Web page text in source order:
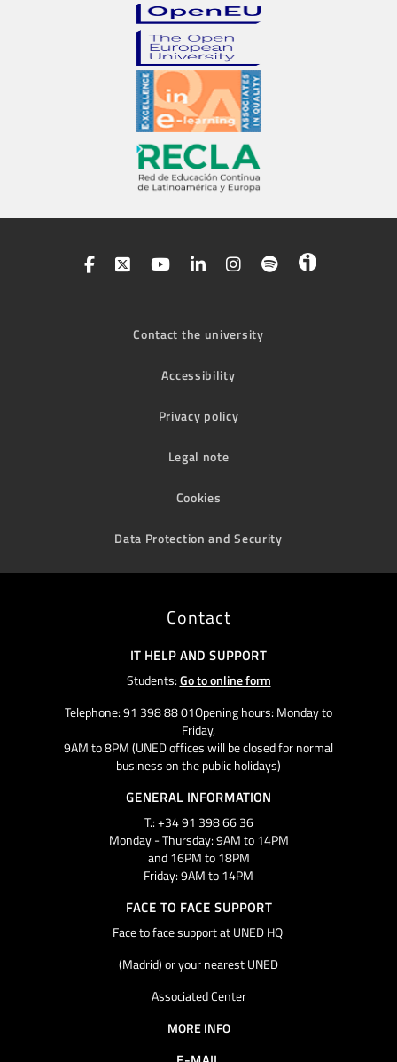
Contact the university
Accessibility
Privacy policy
Legal note
Cookies
Data Protection and Security
Contact
IT HELP AND SUPPORT
Students:Go to online form
Telephone: 91 398 88 01Opening hours: Monday to
Friday,
9AM to 8PM (UNED offices will be closed for normal
business on the public holidays)
GENERAL INFORMATION
T.: +34 91 398 66 36
Monday - Thursday: 9AM to 14PM
and 16PM to 18PM
Friday: 9AM to 14PM
FACE TO FACE SUPPORT
Face to face support at UNED HQ
(Madrid) or your nearest UNED
Associated Center
MORE INFO